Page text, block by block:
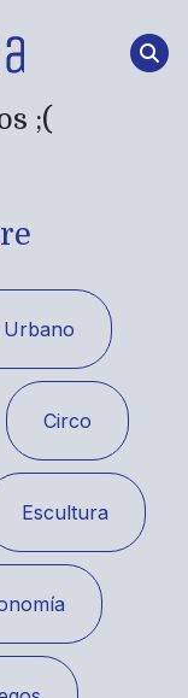
;(
Circo
Escultura